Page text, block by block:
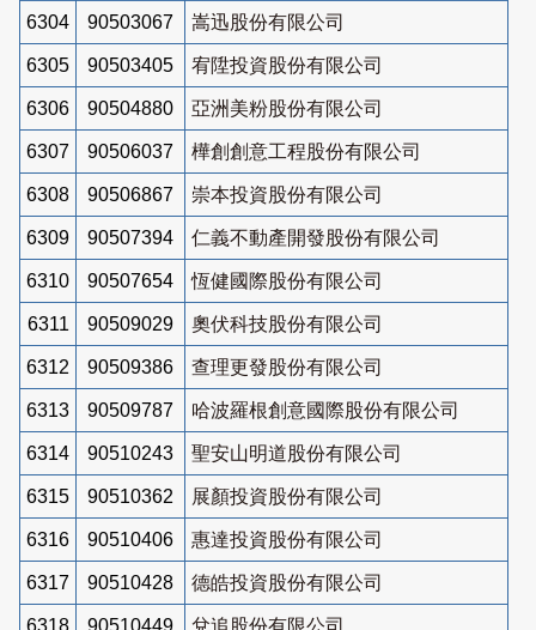
6304 90503067 嵩迅股份有限公司
6305 90503405 宥陞投資股份有限公司
6306 90504880 亞洲美粉股份有限公司
6307 90506037 樺創創意工程股份有限公司
6308 90506867 崇本投資股份有限公司
6309 90507394 仁義不動產開發股份有限公司
6310 90507654 恆健國際股份有限公司
6311 90509029 奧伏科技股份有限公司
6312 90509386 查理更發股份有限公司
6313 90509787 哈波羅根創意國際股份有限公司
6314 90510243 聖安山明道股份有限公司
6315 90510362 展顏投資股份有限公司
6316 90510406 惠達投資股份有限公司
6317 90510428 德皓投資股份有限公司
6318 90510449 兌追股份有限公司